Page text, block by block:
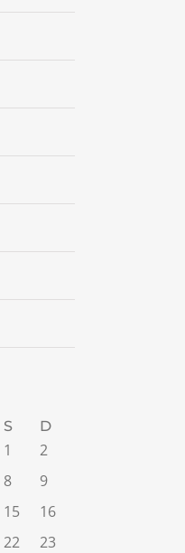
S D
1
2
8
9
15
16
22 23